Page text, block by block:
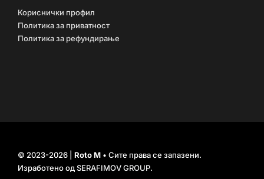
Кориснички профил
Политика за приватност
Политика за рефундирање
© 2023-2026 | Roto M• Сите права се запазени.
Изработено одSERAFIMOV GROUP.